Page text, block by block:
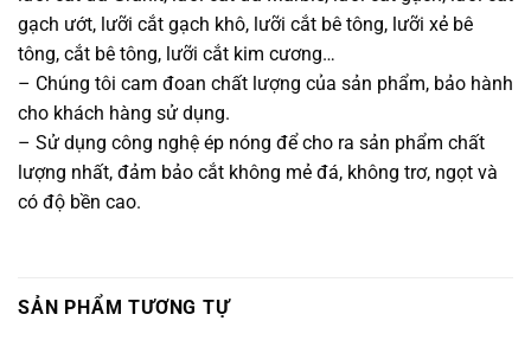
gạch ướt, lưỡi cắt gạch khô, lưỡi cắt bê tông, lưỡi xẻ bê
tông, cắt bê tông, lưỡi cắt kim cương…
– Chúng tôi cam đoan chất lượng của sản phẩm, bảo hành
cho khách hàng sử dụng.
– Sử dụng công nghệ ép nóng để cho ra sản phẩm chất
lượng nhất, đảm bảo cắt không mẻ đá, không trơ, ngọt và
có độ bền cao.
SẢN PHẨM TƯƠNG TỰ